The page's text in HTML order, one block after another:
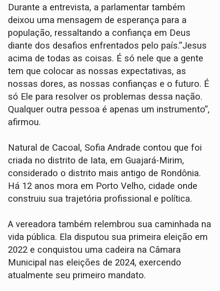
Durante a entrevista, a parlamentar também
deixou uma mensagem de esperança para a
população, ressaltando a confiança em Deus
diante dos desafios enfrentados pelo país.“Jesus
acima de todas as coisas. É só nele que a gente
tem que colocar as nossas expectativas, as
nossas dores, as nossas confianças e o futuro. É
só Ele para resolver os problemas dessa nação.
Qualquer outra pessoa é apenas um instrumento”,
afirmou.
Natural de Cacoal, Sofia Andrade contou que foi
criada no distrito de Iata, em Guajará-Mirim,
considerado o distrito mais antigo de Rondônia.
Há 12 anos mora em Porto Velho, cidade onde
construiu sua trajetória profissional e política.
A vereadora também relembrou sua caminhada na
vida pública. Ela disputou sua primeira eleição em
2022 e conquistou uma cadeira na Câmara
Municipal nas eleições de 2024, exercendo
atualmente seu primeiro mandato.